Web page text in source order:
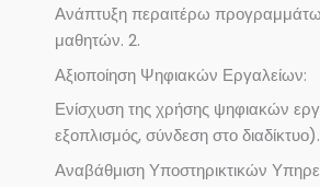
Ανάπτυξη περαιτέρω
μαθητών. 2.
Αξιοποίηση Ψηφιακών Εργαλείων:
Ενίσχυση της χρήσης ψηφιακών
εξοπλισμός, σύνδεση στο
Αναβάθμιση Υποστηρικτικών